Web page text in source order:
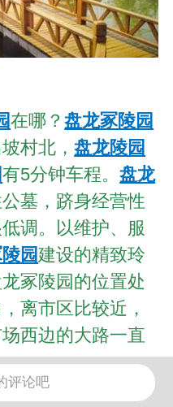
在哪？盘龙冢陵园
村北，盘龙陵园
有5分钟车程。盘龙
墓，跻身经营性
调。以维护、服
园建设的精致玲
冢陵园的位置处
离市区比较近，
西边的大路一直
评论吧